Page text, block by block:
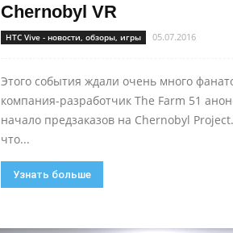
Chernobyl VR
HTC Vive - новости, обзоры, игры 05.07.2016
Этого события ждали очень много
компания-разработчик The Farm 51
начало предзаказов на Chernobyl
что...
Узнать больше